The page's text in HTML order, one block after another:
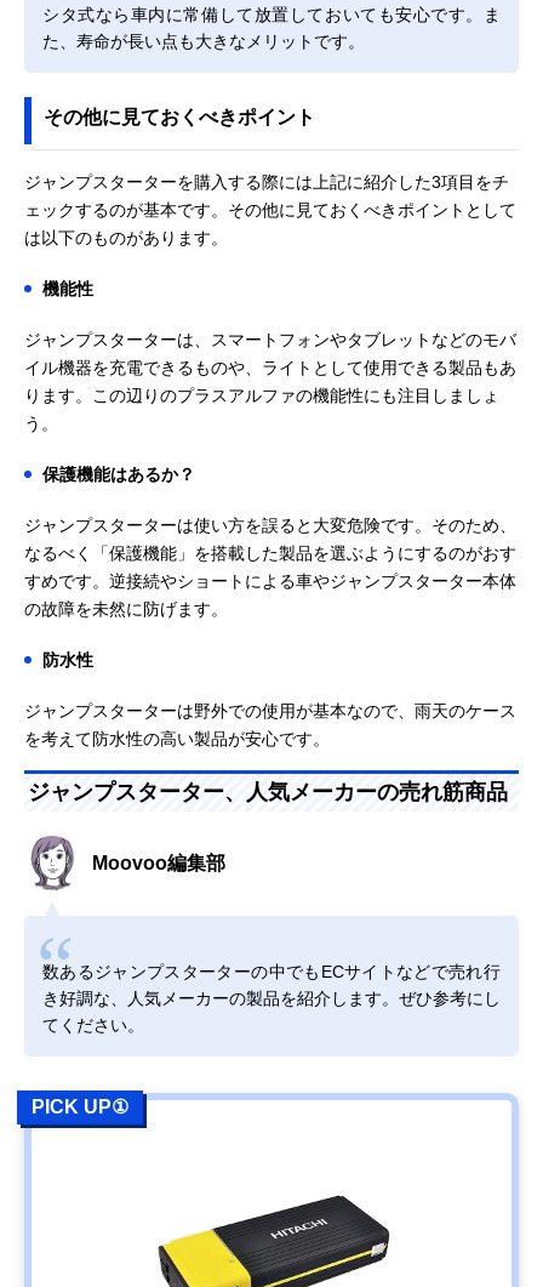
シタ式なら車内に常備して放置しておいても安心です。ま
た、寿命が長い点も大きなメリットです。
その他に見ておくべきポイント
ジャンプスターターを購入する際には上記に紹介した3項目をチ
ェックするのが基本です。その他に見ておくべきポイントとして
は以下のものがあります。
機能性
ジャンプスターターは、スマートフォンやタブレットなどのモバ
イル機器を充電できるものや、ライトとして使用できる製品もあ
ります。この辺りのプラスアルファの機能性にも注目しましょ
う。
保護機能はあるか？
ジャンプスターターは使い方を誤ると大変危険です。そのため、
なるべく「保護機能」を搭載した製品を選ぶようにするのがおす
すめです。逆接続やショートによる車やジャンプスターター本体
の故障を未然に防げます。
防水性
ジャンプスターターは野外での使用が基本なので、雨天のケース
を考えて防水性の高い製品が安心です。
ジャンプスターター、人気メーカーの売れ筋商品
Moovoo編集部
数あるジャンプスターターの中でもECサイトなどで売れ行
き好調な、人気メーカーの製品を紹介します。ぜひ参考にし
てください。
PICK UP①